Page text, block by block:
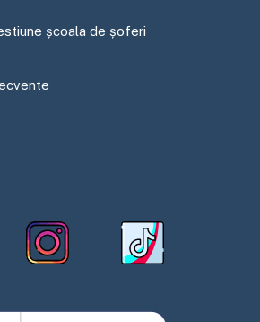
școala de șoferi